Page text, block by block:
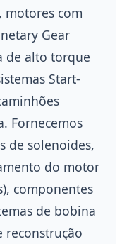
motores com
Gear
de alto torque
Start-
Fornecemos
de solenoides,
do motor
componentes
de bobina
reconstrução